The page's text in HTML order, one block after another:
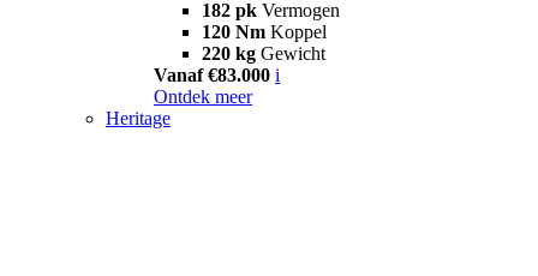
182 pk Vermogen
120 Nm Koppel
220 kg Gewicht
Vanaf €83.000 i
Ontdek meer
Heritage